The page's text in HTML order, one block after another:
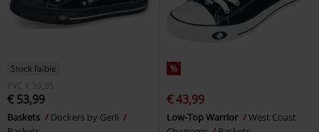
Stock faible
PVC € 59,95
€ 53,99
Baskets
Dockers by Gerli
%
€ 43,99
Low-Top Warrior
West Coast